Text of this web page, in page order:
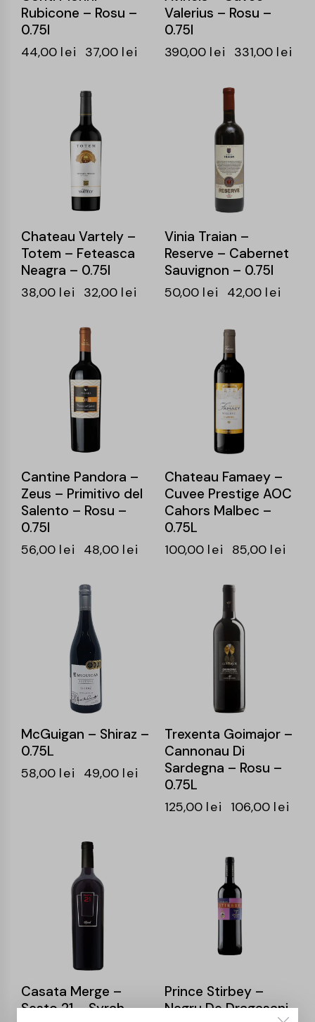
Rubicone – Rosu –
0.75l
44,00 lei 37,00 lei
Valerius – Rosu –
0.75l
390,00 lei 331,00 lei
Chateau Vartely –
Totem – Feteasca
Neagra – 0.75l
38,00 lei 32,00 lei
Vinia Traian –
Reserve – Cabernet
Sauvignon – 0.75l
50,00 lei 42,00 lei
Cantine Pandora –
Zeus – Primitivo del
Salento – Rosu –
0.75l
56,00 lei 48,00 lei
Chateau Famaey –
Cuvee Prestige AOC
Cahors Malbec –
0.75L
100,00 lei 85,00 lei
McGuigan – Shiraz –
0.75L
58,00 lei 49,00 lei
Trexenta Goimajor –
Cannonau Di
Sardegna – Rosu –
0.75L
125,00 lei 106,00 lei
Casata Merge –
Sesto 21 – Syrah –
Prince Stirbey –
Negru De Dragasani